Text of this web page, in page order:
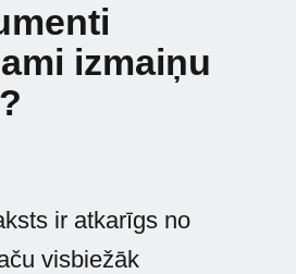
izmaiņu
ir atkarīgs no
visbiežāk